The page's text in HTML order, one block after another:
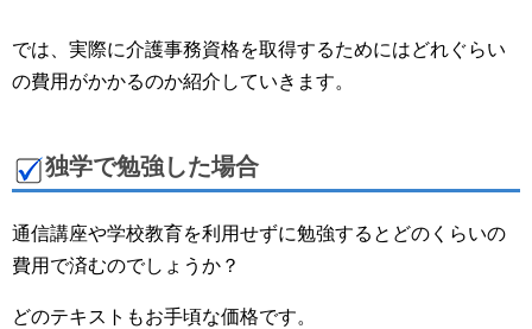
では、実際に介護事務資格を取得するためにはどれぐらい
の費用がかかるのか紹介していきます。
独学で勉強した場合
通信講座や学校教育を利用せずに勉強すると どのくらいの
費用で済むのでしょうか？
どのテキストもお手頃な価格です。